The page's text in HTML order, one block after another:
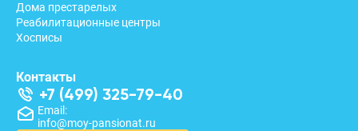
Дома престарелых
Реабилитационные центры
Хосписы
Контакты
+7 (499) 325-79-40
Email:
info@moy-pansionat.ru